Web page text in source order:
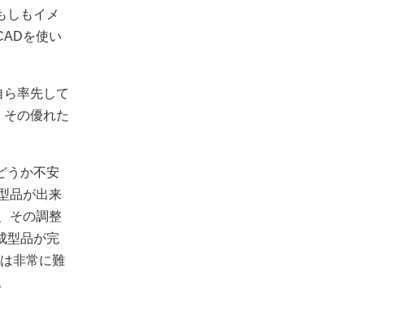
しもイメ
を使い
率先して
の優れた
うか不安
品が出来
その調整
型品が完
非常に難